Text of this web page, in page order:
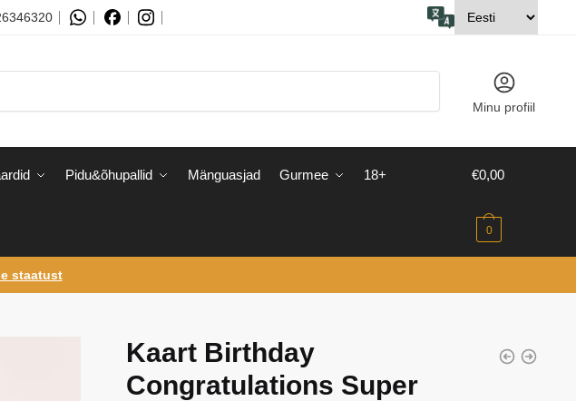
Minu profiil
Pidu&õhupallid Mänguasjad Gurmee 18+ €0,00
0
staatust
Kaart Birthday
Congratulations Super